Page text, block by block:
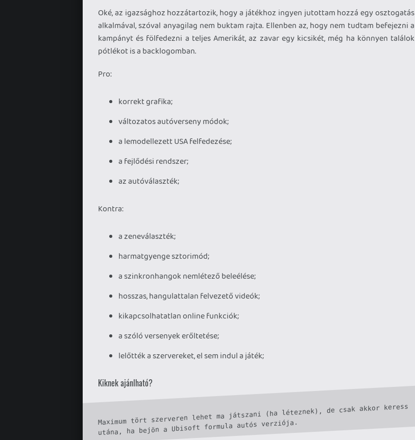
Oké, az igazsághoz hozzátartozik, hogy a játékhoz ingyen jutottam hozzá egy osztogatás
alkalmával, szóval anyagilag nem buktam rajta. Ellenben az, hogy nem tudtam befejezni a
kampányt és fölfedezni a teljes Amerikát, az zavar egy kicsikét, még ha könnyen találok
pótlékot is a backlogomban.
Pro:
korrekt grafika;
változatos autóverseny módok;
a lemodellezett USA felfedezése;
a fejlődési rendszer;
az autóválaszték;
Kontra:
a zeneválaszték;
harmatgyenge sztorimód;
a szinkronhangok nemlétező beleélése;
hosszas, hangulattalan felvezető videók;
kikapcsolhatatlan online funkciók;
a szóló versenyek erőltetése;
lelőtték a szervereket, el sem indul a játék;
Kiknek ajánlható?
Maximum tört szerveren lehet ma játszani (ha léteznek), de csak akkor keress